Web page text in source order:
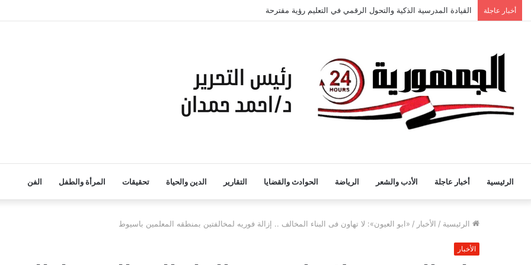
أخبار عاجلة القيادة المدرسية الذكية والتحول الرقمي في التعليم رؤية مقترحة
الرئيسية أخبار عاجلة الأدب والشعر الرياضة الحوادث والقضايا التقارير الدين والحياة تحقيقات المرأة والطفل الفن
الرئيسية / الأخبار / «ابو العيون»: لا تهاون فى البناء المخالف .. إزالة فوريه لمخالفتين بمنطقه المعلمين باسيوط
الأخبار